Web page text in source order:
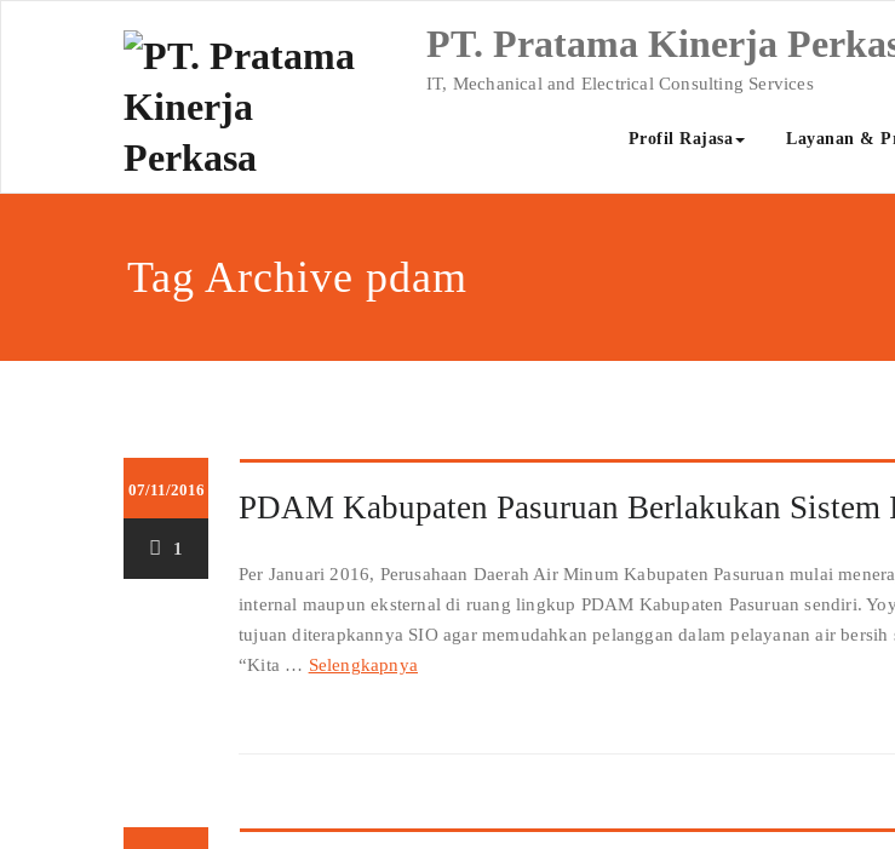
PT. Pratama Kinerja
IT, Mechanical and Electrical Consulting Services
Profil Rajasa Layanan &
Tag Archive pdam
07/11/2016
1
PDAM Kabupaten Pasuruan Berlakukan
Per Januari 2016, Perusahaan Daerah Air Minum Kabupaten Pasuruan mulai
internal maupun eksternal di ruang lingkup PDAM Kabupaten Pasuruan sendiri.
tujuan diterapkannya SIO agar memudahkan pelanggan dalam pelayanan air
“Kita … Selengkapnya